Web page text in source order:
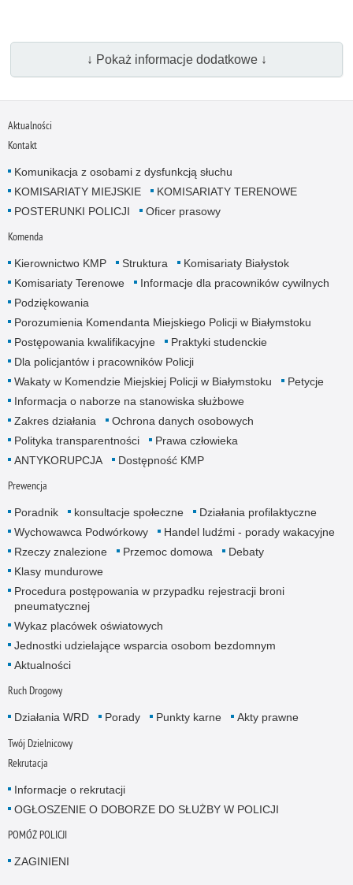
↓ Pokaż informacje dodatkowe ↓
Aktualności
Kontakt
Komunikacja z osobami z dysfunkcją słuchu
KOMISARIATY MIEJSKIE
KOMISARIATY TERENOWE
POSTERUNKI POLICJI
Oficer prasowy
Komenda
Kierownictwo KMP Struktura
Komisariaty Białystok
Komisariaty Terenowe
Informacje dla pracowników cywilnych
Podziękowania
Porozumienia Komendanta Miejskiego Policji w Białymstoku
Postępowania kwalifikacyjne
Praktyki studenckie
Dla policjantów i pracowników Policji
Wakaty w Komendzie Miejskiej Policji w Białymstoku
Petycje
Informacja o naborze na stanowiska służbowe
Zakres działania
Ochrona danych osobowych
Polityka transparentności
Prawa człowieka
ANTYKORUPCJA
Dostępność KMP
Prewencja
Poradnik konsultacje społeczne
Działania profilaktyczne
Wychowawca Podwórkowy
Handel ludźmi - porady wakacyjne
Rzeczy znalezione
Przemoc domowa
Debaty
Klasy mundurowe
Procedura postępowania w przypadku rejestracji broni
pneumatycznej
Wykaz placówek oświatowych
Jednostki udzielające wsparcia osobom bezdomnym
Aktualności
Ruch Drogowy
Działania WRD Porady Punkty karne Akty prawne
Twój Dzielnicowy
Rekrutacja
Informacje o rekrutacji
OGŁOSZENIE O DOBORZE DO SŁUŻBY W POLICJI
POMÓŻ POLICJI
ZAGINIENI